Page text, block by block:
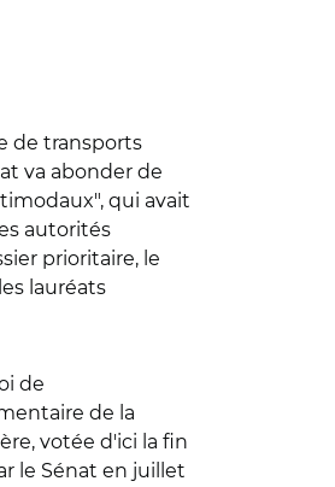
de transports
va abonder de
qui avait
autorités
prioritaire, le
lauréats
de
de la
votée d'ici la fin
le Sénat en juillet